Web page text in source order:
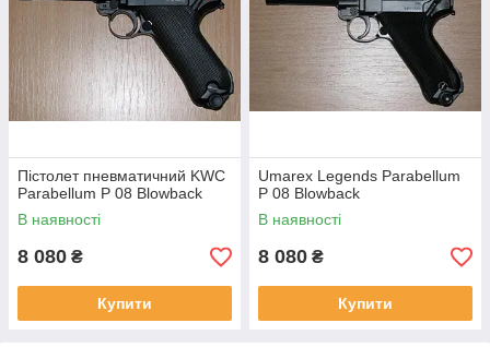
Пістолет пневматичний KWC
Parabellum P 08 Blowback
В наявності
8 080 ₴
Купити
Umarex Legends Parabellum
P 08 Blowback
В наявності
8 080 ₴
Купити